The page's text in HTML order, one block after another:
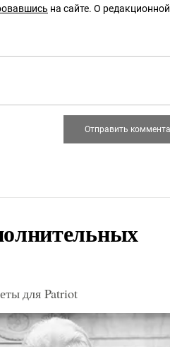
на сайте. О редакционной
для Patriot